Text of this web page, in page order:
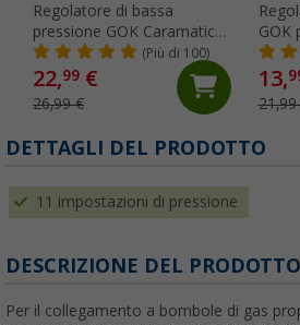
Regolatore di bassa
pressione GOK Caramatic
BasicOne 30 mbar senza
manometro 0,8 kg/h
(Più di 100)
22,99 €
26,99 €
GOK
13,
21,99
DETTAGLI DEL PRODOTTO
11 impostazioni di pressione
DESCRIZIONE DEL PRODOTTO
Per il collegamento a bombole di gas